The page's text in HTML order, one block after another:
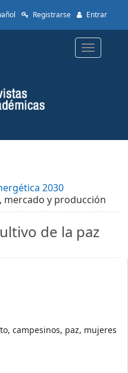
Registrarse Entrar
Toggle
2030
y producción
de la paz
campesinos, paz, mujeres